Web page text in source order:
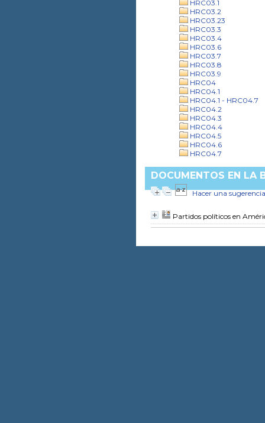
HRC03.1
HRC03.2
HRC03.23
HRC03.3
HRC03.4
HRC03.6
HRC03.7
HRC03.8
HRC03.9
HRC04
HRC04.1
HRC04.1 - HRC04.7
HRC04.2
HRC04.3
HRC04.4
HRC04.5
HRC04.6
HRC04.7
DOCUMENTOS EN LA
Hacer una sugerencia
Partidos políticos en